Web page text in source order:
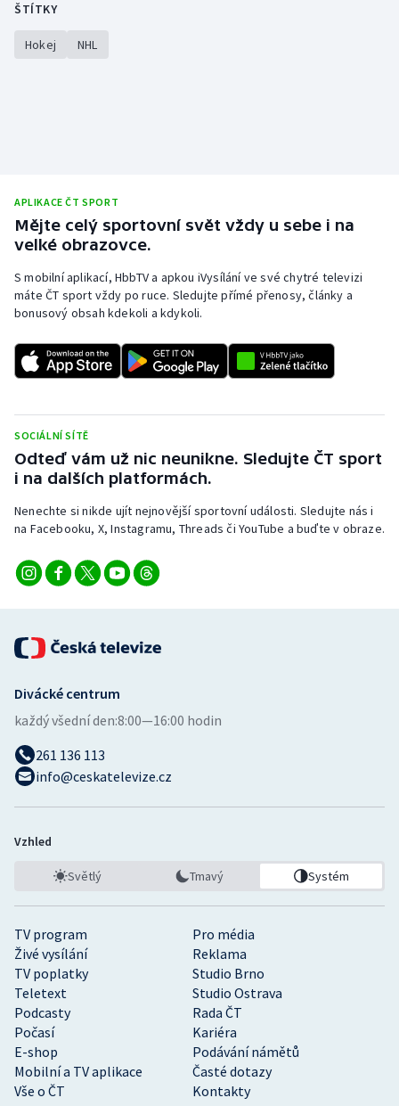
ŠTÍTKY
Hokej NHL
APLIKACE ČT SPORT
Mějte celý sportovní svět vždy u sebe i na
velké obrazovce.
S mobilní aplikací, HbbTV a apkou iVysílání ve své chytré televizi
máte ČT sport vždy po ruce. Sledujte přímé přenosy, články a
bonusový obsah kdekoli a kdykoli.
SOCIÁLNÍ SÍTĚ
Odteď vám už nic neunikne. Sledujte ČT sport
i na dalších platformách.
Nenechte si nikde ujít nejnovější sportovní události. Sledujte nás i
na Facebooku, X, Instagramu, Threads či YouTube a buďte v obraze.
TV program
Pro média
Živé vysílání
Reklama
TV poplatky
Studio Brno
Teletext
Studio Ostrava
Podcasty
Rada ČT
Počasí
Kariéra
E-shop
Podávání námětů
Mobilní a TV aplikace
Časté dotazy
Vše o ČT
Kontakty
Divácké centrum
každý všední den:8:00—16:00 hodin
261 136 113
info@ceskatelevize.cz
Vzhled
Světlý Tmavý Systém